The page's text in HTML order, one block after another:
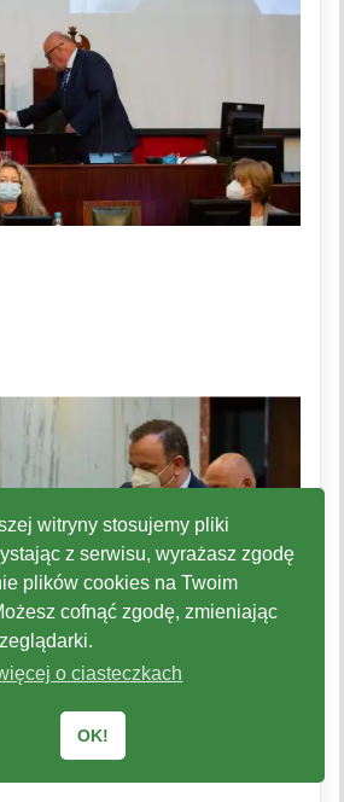
witryny stosujemy pliki
z serwisu, wyrażasz zgodę
plików cookies na Twoim
cofnąć zgodę, zmieniając
o ciasteczkach
OK!